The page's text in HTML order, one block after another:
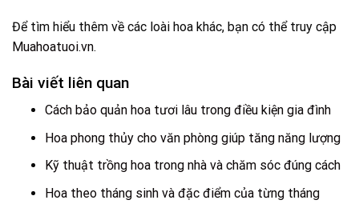
Để tìm hiểu thêm về các loài hoa khác, bạn có thể truy cập
Muahoatuoi.vn.
Bài viết liên quan
Cách bảo quản hoa tươi lâu trong điều kiện gia đình
Hoa phong thủy cho văn phòng giúp tăng năng lượng
Kỹ thuật trồng hoa trong nhà và chăm sóc đúng cách
Hoa theo tháng sinh và đặc điểm của từng tháng